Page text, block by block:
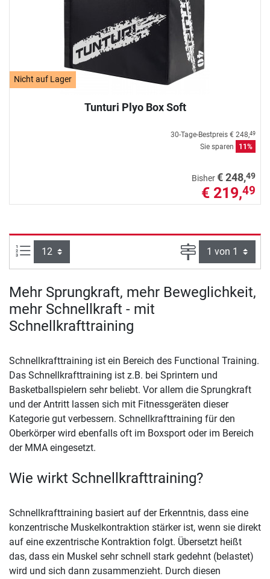
Nicht auf Lager
Tunturi Plyo Box Soft
30-Tage-Bestpreis € 248,49
Sie sparen 11%
Bisher€ 248,49
€ 219,49
Artikel pro Seite: Seite
Mehr Sprungkraft, mehr Beweglichkeit,
mehr Schnellkraft - mit
Schnellkrafttraining
Schnellkrafttraining ist ein Bereich des Functional Training.
Das Schnellkrafttraining ist z.B. bei Sprintern und
Basketballspielern sehr beliebt. Vor allem die Sprungkraft
und der Antritt lassen sich mit Fitnessgeräten dieser
Kategorie gut verbessern. Schnellkrafttraining für den
Oberkörper wird ebenfalls oft im Boxsport oder im Bereich
der MMA eingesetzt.
Wie wirkt Schnellkrafttraining?
Schnellkrafttraining basiert auf der Erkenntnis, dass eine
konzentrische Muskelkontraktion stärker ist, wenn sie direkt
auf eine exzentrische Kontraktion folgt. Übersetzt heißt
das, dass ein Muskel sehr schnell stark gedehnt (belastet)
wird und sich dann zusammenzieht. Durch diesen